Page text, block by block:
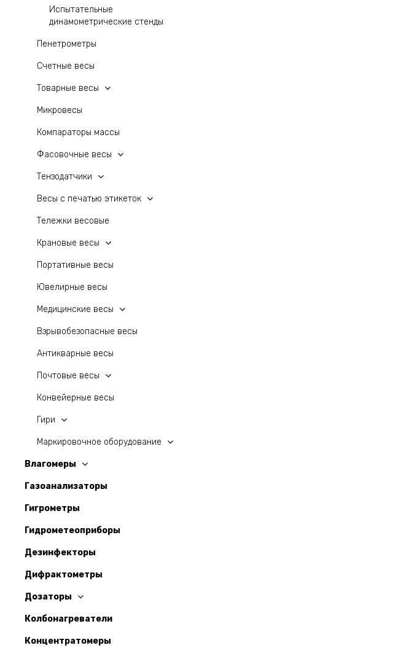
Испытательные
динамометрические стенды
Пенетрометры
Счетные весы
Товарные весы
Микровесы
Компараторы массы
Фасовочные весы
Тензодатчики
Весы с печатью этикеток
Тележки весовые
Крановые весы
Портативные весы
Ювелирные весы
Медицинские весы
Взрывобезопасные весы
Антикварные весы
Почтовые весы
Конвейерные весы
Гири
Маркировочное оборудование
Влагомеры
Газоанализаторы
Гигрометры
Гидрометеоприборы
Дезинфекторы
Дифрактометры
Дозаторы
Колбонагреватели
Концентратомеры